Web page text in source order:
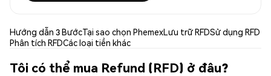
Hướng dẫn 3 BướcTại sao chọn PhemexLưu trữ RFDSử dụng RFD
Phân tích RFDCác loại tiền khác
Tôi có thể mua Refund (RFD) ở đâu?